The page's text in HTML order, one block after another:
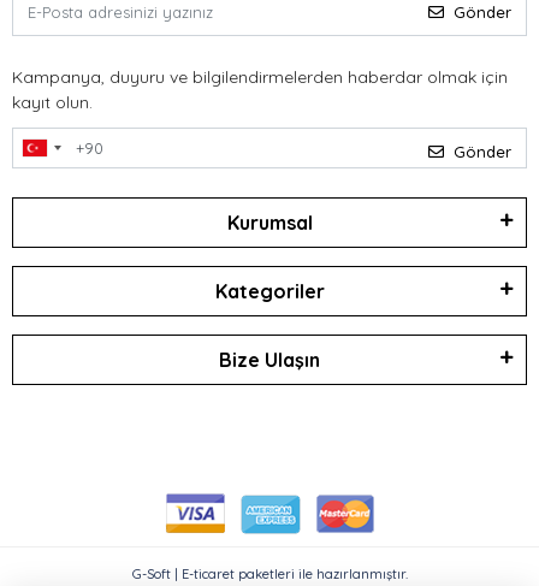
Gönder
Kampanya, duyuru ve bilgilendirmelerden haberdar olmak için
kayıt olun.
Gönder
Kurumsal
Kategoriler
Bize Ulaşın
G-Soft | E-ticaret paketleri ile hazırlanmıştır.